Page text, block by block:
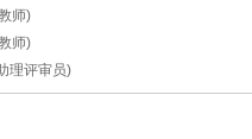
师)
师)
理评审员)